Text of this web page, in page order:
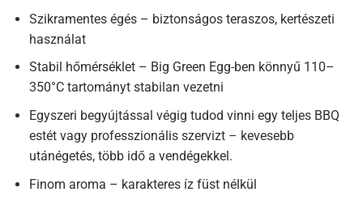
Szikramentes égés – biztonságos teraszos, kertészeti
használat
Stabil hőmérséklet – Big Green Egg-ben könnyű 110–
350°C tartományt stabilan vezetni
Egyszeri begyújtással végig tudod vinni egy teljes BBQ
estét vagy professzionális szervizt – kevesebb
utánégetés, több idő a vendégekkel.
Finom aroma – karakteres íz füst nélkül